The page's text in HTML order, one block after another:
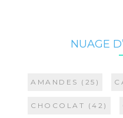
NUAGE
AMANDES (25)
CHOCOLAT (42)